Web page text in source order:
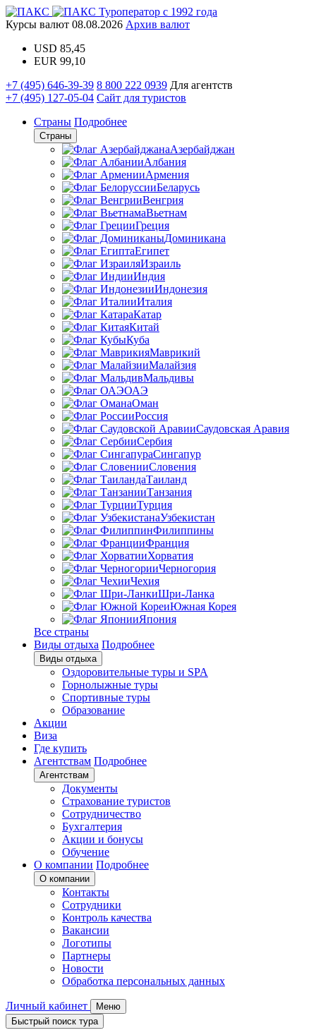
Туроператор с 1992 года
Курсы валют 08.08.2026 Архив валют
USD 85,45
EUR 99,10
+7 (495) 646-39-39 8 800 222 0939 Для агентств
+7 (495) 127-05-04 Сайт для туристов
Страны Подробнее
Страны
Азербайджан
Албания
Армения
Беларусь
Венгрия
Вьетнам
Греция
Доминикана
Египет
Израиль
Индия
Индонезия
Италия
Катар
Китай
Куба
Маврикий
Малайзия
Мальдивы
ОАЭ
Оман
Россия
Саудовская Аравия
Сербия
Сингапур
Словения
Таиланд
Танзания
Турция
Узбекистан
Филиппины
Франция
Хорватия
Черногория
Чехия
Шри-Ланка
Южная Корея
Япония
Все страны
Виды отдыха Подробнее
Виды отдыха
Оздоровительные туры и SPA
Горнолыжные туры
Спортивные туры
Образование
Акции
Виза
Где купить
Агентствам Подробнее
Агентствам
Документы
Страхование туристов
Сотрудничество
Бухгалтерия
Акции и бонусы
Обучение
О компании Подробнее
О компании
Контакты
Сотрудники
Контроль качества
Вакансии
Логотипы
Партнеры
Новости
Обработка персональных данных
Личный кабинет
Меню
Быстрый поиск тура